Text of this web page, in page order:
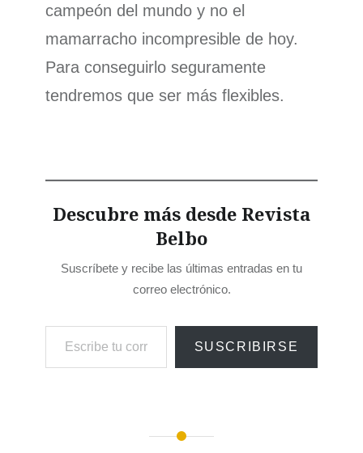
campeón del mundo y no el
mamarracho incompresible de hoy.
Para conseguirlo seguramente
tendremos que ser más flexibles.
Descubre más desde Revista
Belbo
Suscríbete y recibe las últimas entradas en tu
correo electrónico.
SUSCRIBIRSE